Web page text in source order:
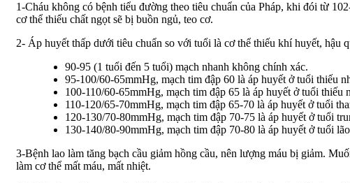
1-Cháu không có bệnh tiểu đường theo tiêu chuẩn của Pháp, khi đói từ
cơ thể thiếu chất ngọt sẽ bị buồn ngủ, teo cơ.
2- Áp huyết thấp dưới tiêu chuẩn so với tuổi là cơ thể thiếu khí huyết, hậu
90-95 (1 tuổi đến 5 tuổi) mạch nhanh không chính xác.
95-100/60-65mmHg, mạch tim đập 60 là áp huyết ở tuổi thiếu
100-110/60-65mmHg, mạch tim đập 65 là áp huyết ở tuổi thiếu
110-120/65-70mmHg, mạch tim đập 65-70 là áp huyết ở tuổi
120-130/70-80mmHg, mạch tim đập 70-75 là áp huyết ở tuổi
130-140/80-90mmHg, mạch tim đập 70-80 là áp huyết ở tuổi
3-Bệnh lao làm tăng bạch cầu giảm hồng cầu, nên lượng máu bị giảm.
làm cơ thể mất máu, mất nhiệt.